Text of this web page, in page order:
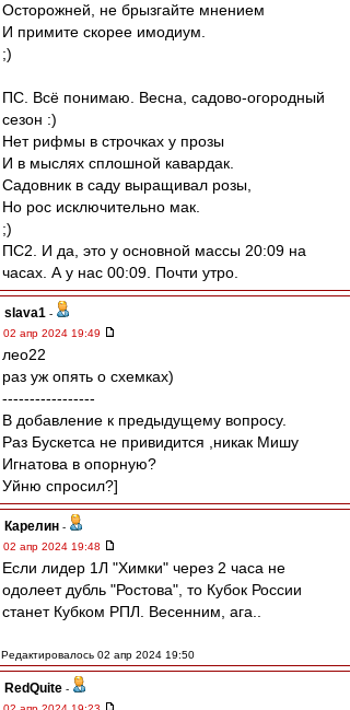
Осторожней, не брызгайте мнением
И примите скорее имодиум.
;)
ПС. Всё понимаю. Весна, садово-огородный
сезон :)
Нет рифмы в строчках у прозы
И в мыслях сплошной кавардак.
Садовник в саду выращивал розы,
Но рос исключительно мак.
;)
ПС2. И да, это у основной массы 20:09 на
часах. А у нас 00:09. Почти утро.
slava1 -
02 апр 2024 19:49
лео22
раз уж опять о схемках)
-----------------
В добавление к предыдущему вопросу.
Раз Бускетса не привидится ,никак Мишу
Игнатова в опорную?
Уйню спросил?]
Карелин -
02 апр 2024 19:48
Если лидер 1Л "Химки" через 2 часа не
одолеет дубль "Ростова", то Кубок России
станет Кубком РПЛ. Весенним, ага..
Редактировалось 02 апр 2024 19:50
RedQuite -